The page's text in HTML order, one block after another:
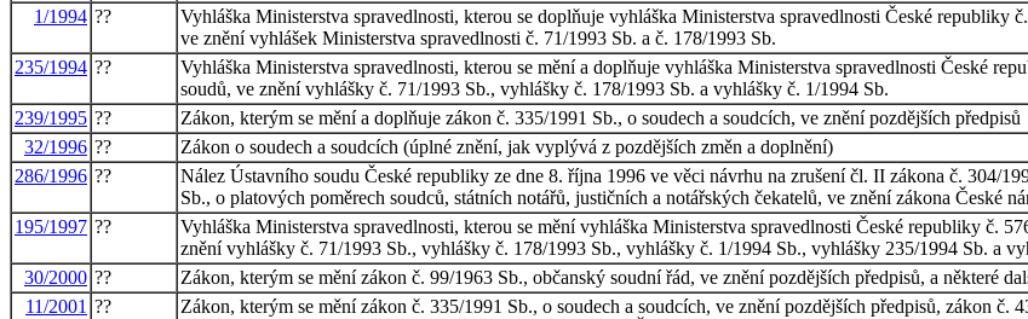
1/1994 ??
Vyhláška Ministerstva spravedlnosti, kterou se doplňuje vyhláška Ministerstva spravedlnosti České republiky
ve znění vyhlášek Ministerstva spravedlnosti č. 71/1993 Sb. a č. 178/1993 Sb.
235/1994 ??
Vyhláška Ministerstva spravedlnosti, kterou se mění a doplňuje vyhláška Ministerstva spravedlnosti České
soudů, ve znění vyhlášky č. 71/1993 Sb., vyhlášky č. 178/1993 Sb. a vyhlášky č. 1/1994 Sb.
239/1995 ??
Zákon, kterým se mění a doplňuje zákon č. 335/1991 Sb., o soudech a soudcích, ve znění pozdějších předpisů
32/1996 ??
Zákon o soudech a soudcích (úplné znění, jak vyplývá z pozdějších změn a doplnění)
286/1996 ??
Nález Ústavního soudu České republiky ze dne 8. října 1996 ve věci návrhu na zrušení čl. II zákona č. 304/
Sb., o platových poměrech soudců, státních notářů, justičních a notářských čekatelů, ve znění zákona České
195/1997 ??
Vyhláška Ministerstva spravedlnosti, kterou se mění vyhláška Ministerstva spravedlnosti České republiky č.
znění vyhlášky č. 71/1993 Sb., vyhlášky č. 178/1993 Sb., vyhlášky č. 1/1994 Sb., vyhlášky 235/1994 Sb. a
30/2000 ??
Zákon, kterým se mění zákon č. 99/1963 Sb., občanský soudní řád, ve znění pozdějších předpisů, a některé
11/2001 ??
Zákon, kterým se mění zákon č. 335/1991 Sb., o soudech a soudcích, ve znění pozdějších předpisů, zákon